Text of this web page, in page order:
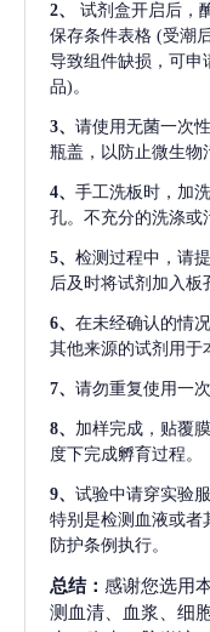
2、
试剂盒开启后，
保存条件表格 (受潮
导致组件缺损，可申
品)。
3、 请使用无菌一次
瓶盖，以防止微生物
4、 手工洗板时，加
孔。不充分的洗涤或
5、 检测过程中，请
后及时将试剂加入板
6、 在未经确认的情
其他来源的试剂用于
7、 请勿重复使用一
8、 加样完成，贴覆
度下完成孵育过程。
9、 试验中请穿实验
特别是检测血液或者
防护条例执行。
总结： 感谢您选用
测血清、血浆、细